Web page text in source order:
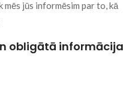
jūs informēsim par to, kā
obligātā informācija